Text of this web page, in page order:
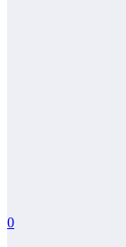
0